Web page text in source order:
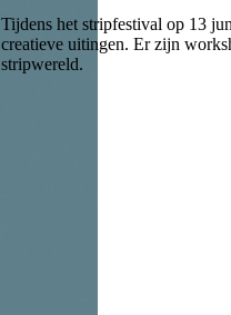
Tijdens het stripfestival op 13
creatieve uitingen. Er zijn
stripwereld.